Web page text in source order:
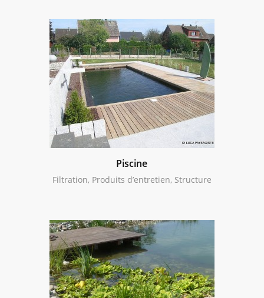
Piscine
Filtration, Produits d’entretien, Structure